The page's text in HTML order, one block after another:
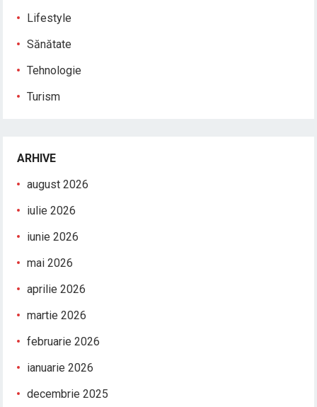
Lifestyle
Sănătate
Tehnologie
Turism
ARHIVE
august 2026
iulie 2026
iunie 2026
mai 2026
aprilie 2026
martie 2026
februarie 2026
ianuarie 2026
decembrie 2025